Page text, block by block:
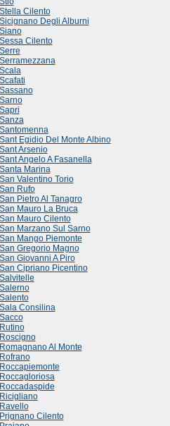
Cilento
Degli Alburni
Cilento
Egidio Del Monte Albino
Arsenio
Angelo A Fasanella
Marina
Valentino Torio
Rufo
Pietro Al Tanagro
Mauro La Bruca
Mauro Cilento
Marzano Sul Sarno
Mango Piemonte
Gregorio Magno
Giovanni A Piro
Cipriano Picentino
Consilina
Al Monte
Cilento